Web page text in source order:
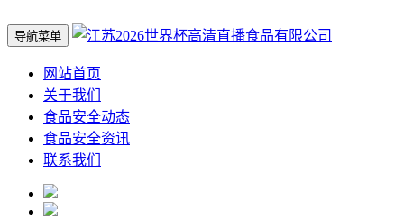
导航菜单
网站首页
关于我们
食品安全动态
食品安全资讯
联系我们